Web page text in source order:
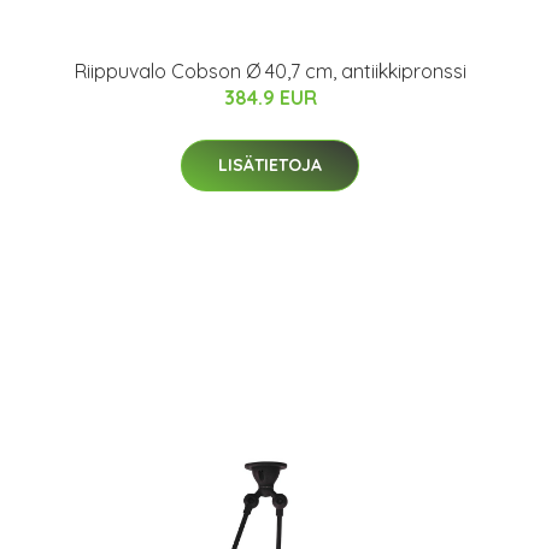
Riippuvalo Cobson Ø 40,7 cm, antiikkipronssi
384.9 EUR
LISÄTIETOJA